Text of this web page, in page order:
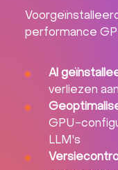
performance
Al
verliezen
GPU-
LLM's